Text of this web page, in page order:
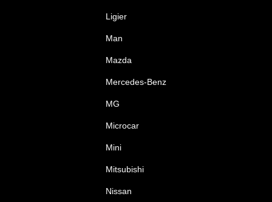
Ligier
Man
Mazda
Mercedes-Benz
MG
Microcar
Mini
Mitsubishi
Nissan